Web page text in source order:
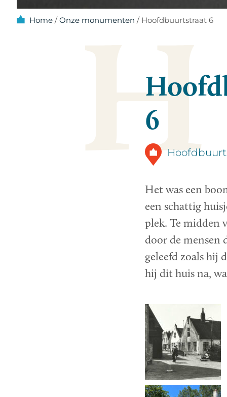
Home/Onze monumenten / Hoofdbuurtstraat 6
H
6
Het was een
een schattig
plek. Te midden
door de mensen
geleefd zoals hij
hij dit huis na,